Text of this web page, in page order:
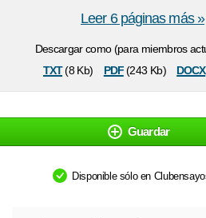
Descargar como (para miembros
txt(8 Kb) pdf(243 Kb) docx
Leer 6 páginas más »
Guardar
Disponible sólo en